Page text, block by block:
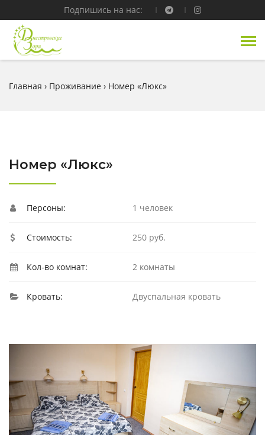
Подпишись на нас:
Главная › Проживание › Номер «Люкс»
Номер «Люкс»
Персоны: 1 человек
Стоимость: 250 руб.
Кол-во комнат: 2 комнаты
Кровать: Двуспальная кровать